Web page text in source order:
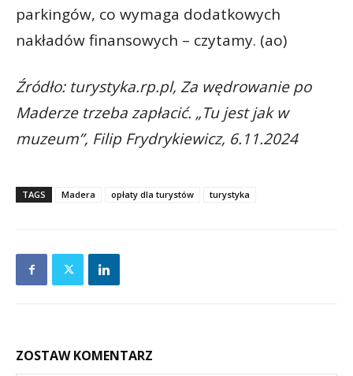
parkingów, co wymaga dodatkowych
nakładów finansowych – czytamy. (ao)
Źródło: turystyka.rp.pl, Za wędrowanie po
Maderze trzeba zapłacić. „Tu jest jak w
muzeum”, Filip Frydrykiewicz, 6.11.2024
TAGS Madera opłaty dla turystów turystyka
ZOSTAW KOMENTARZ